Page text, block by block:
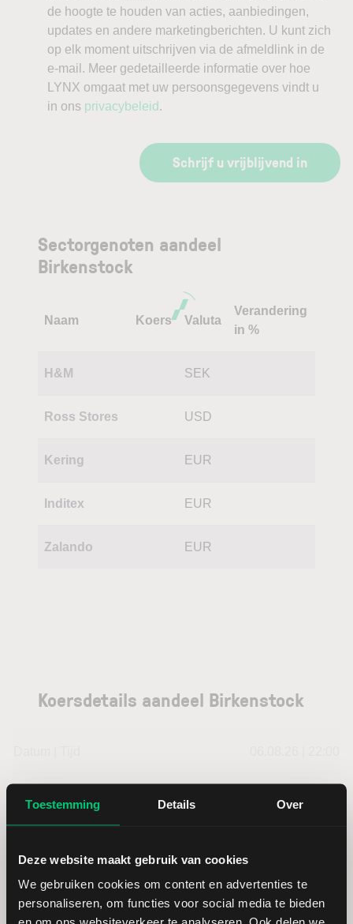
Toestemming Details Over
Deze website maakt gebruik van cookies
We gebruiken cookies om content en advertenties te
personaliseren, om functies voor social media te bieden
de hoogte te houden van acties, aanbiedingen,
updates en andere marketingberichten. U kunt zich
op elk moment uitschrijven via de afmeldlink in de
e-mail. Meer gedetailleerde informatie over hoe
LYNX omgaat met uw persoonsgegevens vindt u
in ons privacybeleid .
Schrijf u vrijblijvend in
Sectorgenoten aandeel
Birkenstock
Naam Koers Valuta
Verandering
in %
H&M SEK
Ross Stores USD
Kering EUR
Inditex EUR
Zalando EUR
Koersdetails aandeel Birkenstock
Verandering in % -0.74706510138739